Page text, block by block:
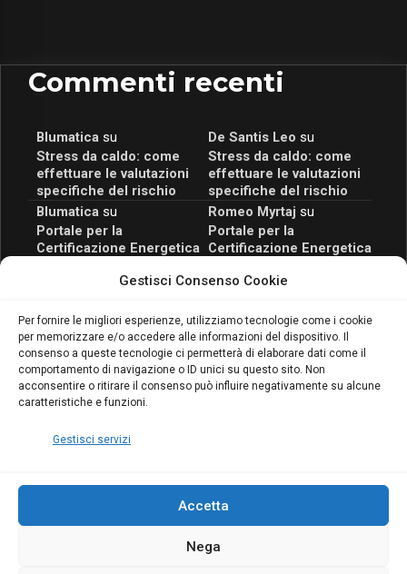
Gestisci Consenso Cookie
Per fornire le migliori esperienze, utilizziamo tecnologie come i cookie
per memorizzare e/o accedere alle informazioni del dispositivo. Il
consenso a queste tecnologie ci permetterà di elaborare dati come il
comportamento di navigazione o ID unici su questo sito. Non
acconsentire o ritirare il consenso può influire negativamente su alcune
caratteristiche e funzioni.
Gestisci servizi
Accetta
Nega
Commenti recenti
Blumaticasu
Stress da caldo: come
effettuare le valutazioni
specifiche del rischio
De Santis Leo su
Stress da caldo: come
effettuare le valutazioni
specifiche del rischio
Blumaticasu
Portale per la
Certificazione Energetica
scopri il Corso Blumatica
Romeo Myrtaj su
Portale per la
Certificazione Energetica
scopri il Corso Blumatica
Blumaticasu
Coordinatore della
Sicurezza: cosa è
richiesto per abilitazione
e aggiornamento